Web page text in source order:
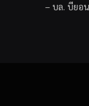
– บล. บียอ